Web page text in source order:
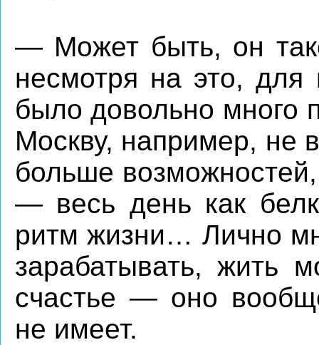
— Может быть, он
несмотря на это,
было довольно много
Москву, например, не
больше
— весь день как
ритм жизни… Лично
зарабатывать, жить
счастье — оно
не имеет.